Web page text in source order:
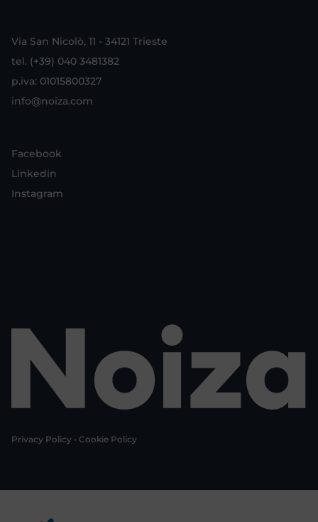
Via San Nicolò, 11 - 34121 Trieste
tel. (+39) 040 3481382
p.iva: 01015800327
info@noiza.com
Facebook
Linkedin
Instagram
Privacy Policy • Cookie Policy